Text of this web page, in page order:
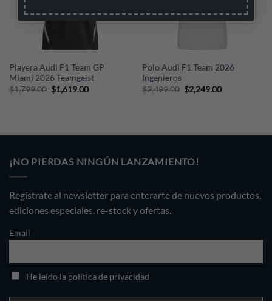
Playera Audi F1 Team GP
Miami 2026 Teamgeist
$1,799.00 Original
price
$1,619.00Current
Polo Audi F1 Team 2026
Ingenieros
$2,499.00 Original
price
$2,249.00Current
¡NO PIERDAS NINGÚN LANZAMIENTO!
Regístrate al newsletter para enterarte de nuevos productos,
ediciones especiales. re-stock y ofertas.
Email
He leído la política de privacidad